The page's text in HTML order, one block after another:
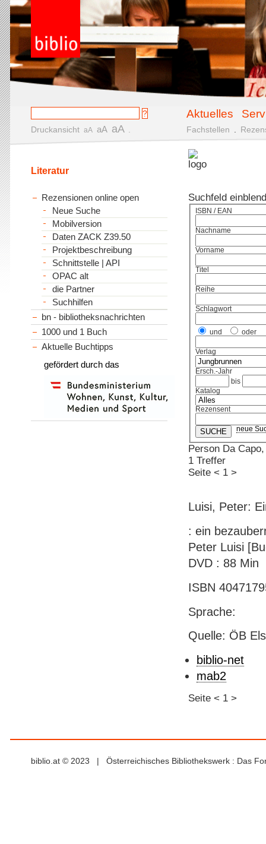
Aktuelles
Druckansicht aA aA aA Fachstellen
Suchfeld
ISBN / EAN
Nachname
Vorname
Titel
Reihe
Schlagwort
und oder
Verlag
Ersch.-Jahr
bis
Katalog
Rezensent
neue
Person Da
1 Treffer
Seite < 1 >
Luisi, Peter:
: ein
Peter Luisi
DVD : 88 Min
ISBN
Sprache:
Quelle: ÖB
biblio-net
mab2
Seite < 1 >
Literatur
Rezensionen online open
Neue Suche
Mobilversion
Daten ZACK Z39.50
Projektbeschreibung
Schnittstelle | API
OPAC alt
die Partner
Suchhilfen
bn - bibliotheksnachrichten
1000 und 1 Buch
Aktuelle Buchtipps
gefördert durch das
biblio.at © 2023 | Österreichisches Bibliothekswerk : Das